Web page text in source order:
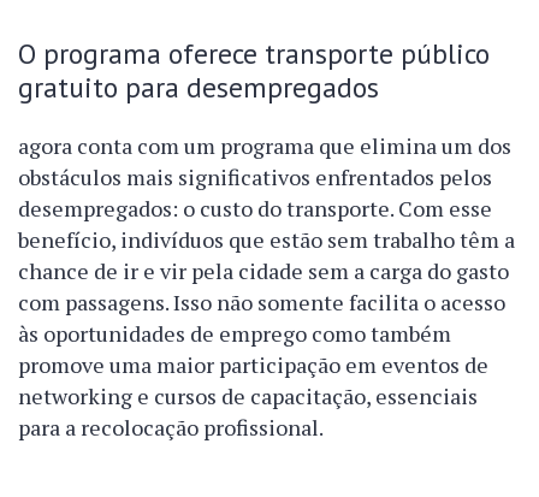
O programa oferece transporte público
gratuito para desempregados
agora conta com um programa que elimina um dos
obstáculos mais significativos enfrentados pelos
desempregados: o custo do transporte. Com esse
benefício, indivíduos que estão sem trabalho têm a
chance de ir e vir pela cidade sem a carga do gasto
com passagens. Isso não somente facilita o acesso
às oportunidades de emprego como também
promove uma maior participação em eventos de
networking e cursos de capacitação, essenciais
para a recolocação profissional.